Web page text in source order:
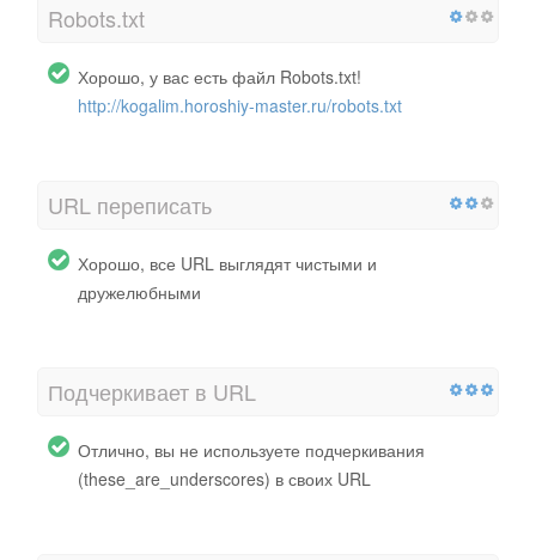
Robots.txt
Хорошо, у вас есть файл Robots.txt!
http://kogalim.horoshiy-master.ru/robots.txt
URL переписать
Хорошо, все URL выглядят чистыми и
дружелюбными
Подчеркивает в URL
Отлично, вы не используете подчеркивания
(these_are_underscores) в своих URL